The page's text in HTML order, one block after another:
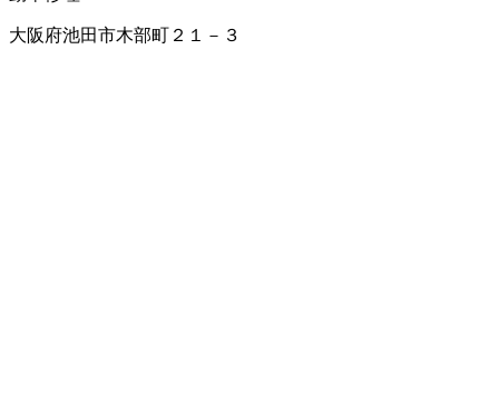
大阪府池田市木部町２１－３